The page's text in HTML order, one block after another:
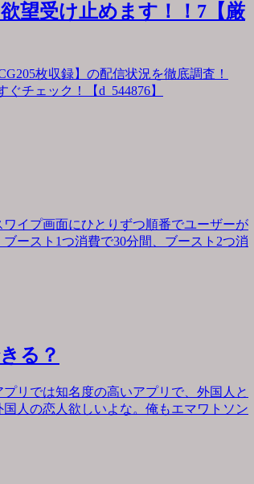
望受け止めます！！7【厳
枚収録】の配信状況を徹底調査！
チェック！【d_544876】
イプ画面にひとりずつ順番でユーザーが
ースト1つ消費で30分間、ブースト2つ消
る？
リでは知名度の高いアプリで、外国人と
人の恋人欲しいよな。俺もエマワトソン